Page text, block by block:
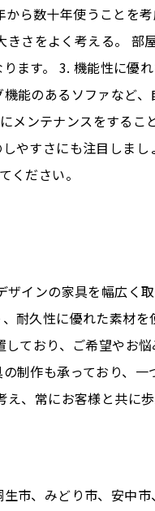
ら数十年使うことを
さをよく考える。 部
ます。 3. 機能性に優
能のあるソファなど
メンテナンスをするこ
やすさにも注目しま
ください。
インの家具を幅広く
耐久性に優れた素材を
ており、ご希望やお
制作も承っており、一
、常にお客様と共に
市、みどり市、安中